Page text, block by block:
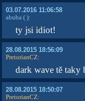
03.07.2016 11:06:58
abuba( ):
ty jsi idiot!
28.08.2015 18:56:09
PretorianCZ:
dark wave tě taky
28.08.2015 18:50:07
PretorianCZ: